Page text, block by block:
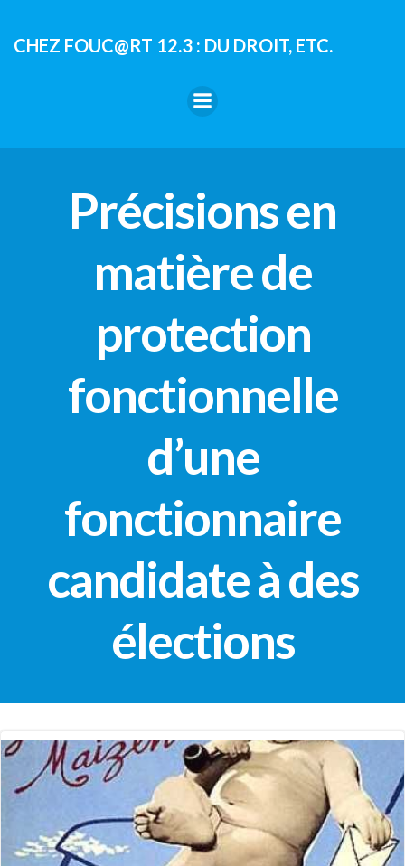
contenu
CHEZ FOUC@RT 12.3 : DU DROIT, ETC.
Précisions en
matière de
protection
fonctionnelle
d’une
fonctionnaire
candidate à des
élections